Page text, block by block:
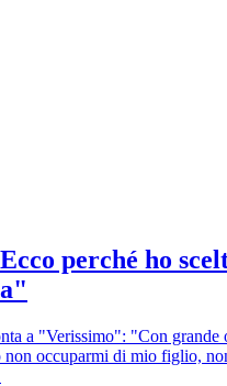
perché ho
a "Verissimo": "Con grande
non occuparmi di mio figlio,